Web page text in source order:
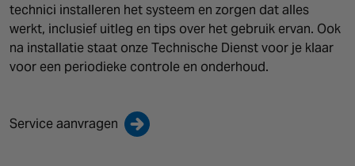
technici installeren het systeem en zorgen dat alles
werkt, inclusief uitleg en tips over het gebruik ervan. Ook
na installatie staat onze Technische Dienst voor je klaar
voor een periodieke controle en onderhoud.
Service aanvragen